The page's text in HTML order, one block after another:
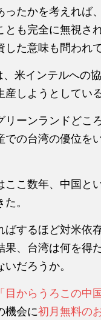
ったかを考えれば
とも完全に無視さ
した意味も問われ
、米インテルへの
産しようとしてい
リーンランドどこ
での台湾の優位を
ここ数年、中国と
。
ばするほど対米依
果、台湾は何を得
だろうか。
目からうろこの中
機会に初月無料の